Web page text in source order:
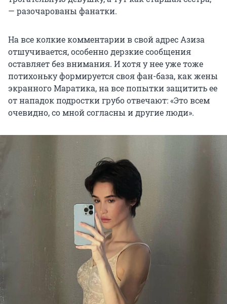
— разочарованы фанатки.
На все колкие комментарии в свой адрес Азиза
отшучивается, особенно дерзкие сообщения
оставляет без внимания. И хотя у нее уже тоже
потихоньку формируется своя фан-база, как жены
экранного Маратика, на все попытки защитить ее
от нападок подростки грубо отвечают: «Это всем
очевидно, со мной согласны и другие люди».